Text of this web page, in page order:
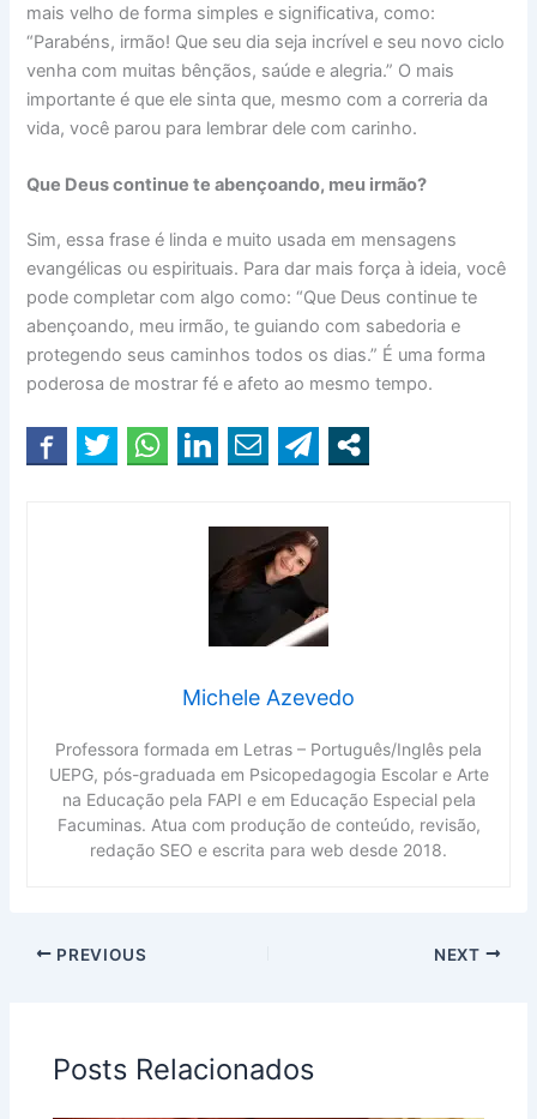
mais velho de forma simples e significativa, como:
“Parabéns, irmão! Que seu dia seja incrível e seu novo ciclo
venha com muitas bênçãos, saúde e alegria.” O mais
importante é que ele sinta que, mesmo com a correria da
vida, você parou para lembrar dele com carinho.
Que Deus continue te abençoando, meu irmão?
Sim, essa frase é linda e muito usada em mensagens
evangélicas ou espirituais. Para dar mais força à ideia, você
pode completar com algo como: “Que Deus continue te
abençoando, meu irmão, te guiando com sabedoria e
protegendo seus caminhos todos os dias.” É uma forma
poderosa de mostrar fé e afeto ao mesmo tempo.
Michele Azevedo
Professora formada em Letras – Português/Inglês pela
UEPG, pós-graduada em Psicopedagogia Escolar e Arte
na Educação pela FAPI e em Educação Especial pela
Facuminas. Atua com produção de conteúdo, revisão,
redação SEO e escrita para web desde 2018.
PREVIOUS NEXT
Posts Relacionados